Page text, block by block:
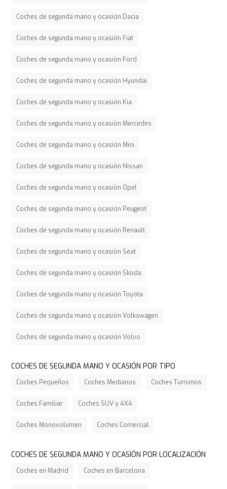
Coches de segunda mano y ocasión Dacia
Coches de segunda mano y ocasión Fiat
Coches de segunda mano y ocasión Ford
Coches de segunda mano y ocasión Hyundai
Coches de segunda mano y ocasión Kia
Coches de segunda mano y ocasión Mercedes
Coches de segunda mano y ocasión Mini
Coches de segunda mano y ocasión Nissan
Coches de segunda mano y ocasión Opel
Coches de segunda mano y ocasión Peugeot
Coches de segunda mano y ocasión Renault
Coches de segunda mano y ocasión Seat
Coches de segunda mano y ocasión Skoda
Coches de segunda mano y ocasión Toyota
Coches de segunda mano y ocasión Volkswagen
Coches de segunda mano y ocasión Volvo
COCHES DE SEGUNDA MANO Y OCASIÓN POR TIPO
Coches Pequeños Coches Medianos Coches Turismos
Coches Familiar Coches SUV y 4X4
Coches Monovolumen Coches Comercial
COCHES DE SEGUNDA MANO Y OCASIÓN POR LOCALIZACIÓN
Coches en Madrid Coches en Barcelona